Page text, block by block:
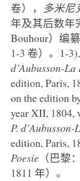
卷），
多米尼
年及其后数年
Bouhour）编
1-3 卷）。1-
d’Aubusson-
edition, Paris,
on the edition
year XII, 1804,
P.
edition, Paris,
Poesie（巴黎
1811 年）。